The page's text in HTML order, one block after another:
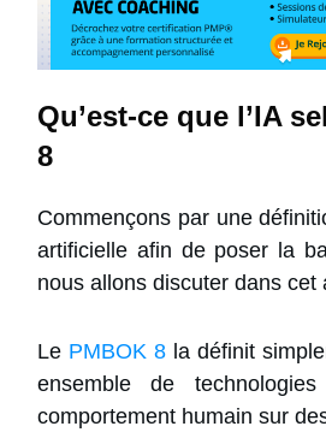
Qu’est-ce que l’IA
8
Commençons par une
artificielle afin de poser la
nous allons discuter dans cet
Le PMBOK 8 la définit
ensemble de
comportement humain sur